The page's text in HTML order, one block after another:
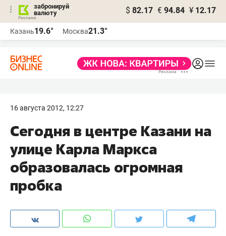
забронируй
валюту
$ 82.17 € 94.84 ¥ 12.17
Казань19.6° Москва21.3°
16 августа 2012, 12:27
Сегодня в центре Казани на
улице Карла Маркса
образовалась огромная
пробка